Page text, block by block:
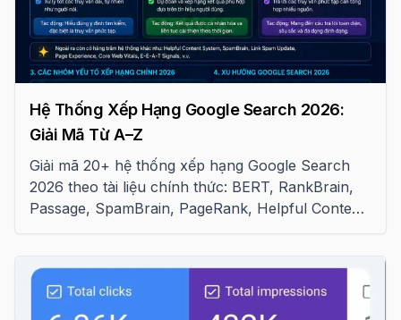
Hệ Thống Xếp Hạng Google Search 2026:
Giải Mã Từ A–Z
Giải mã 20+ hệ thống xếp hạng Google Search
2026 theo tài liệu chính thức: BERT, RankBrain,
Passage, SpamBrain, PageRank, Helpful Content